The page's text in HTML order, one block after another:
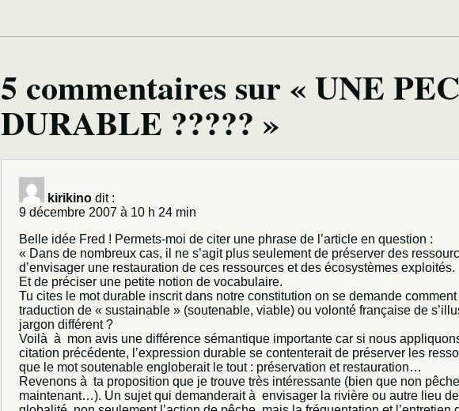
5 commentaires sur « UNE
DURABLE ????? »
kirikino dit :
9 décembre 2007 à 10 h 24 min
Belle idée Fred ! Permets-moi de citer une phrase de l’article en question :
« Dans de nombreux cas, il ne s’agit plus seulement de préserver des
d’envisager une restauration de ces ressources et des écosystèmes exploités.
Et de préciser une petite notion de vocabulaire.
Tu cites le mot durable inscrit dans notre constitution on se demande
traduction de « sustainable » (soutenable, viable) ou volonté française de
jargon différent ?
Voilà à mon avis une différence sémantique importante car si nous
citation précédente, l’expression durable se contenterait de préserver les
que le mot soutenable engloberait le tout : préservation et restauration…
Revenons à ta proposition que je trouve très intéressante (bien que non
maintenant…). Un sujet qui demanderait à envisager la rivière ou autre lieu